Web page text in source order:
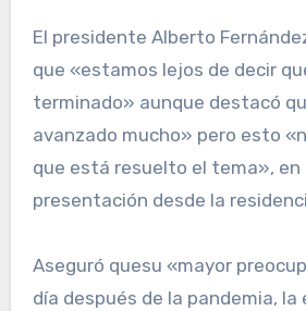
El presidente Alberto Fernández dijo esta noche
que «estamos lejos de decir
terminado» aunque destacó
avanzado mucho» pero esto
que está resuelto el tema», en
presentación desde la
Aseguró quesu «mayor
día después de la pandemia, la